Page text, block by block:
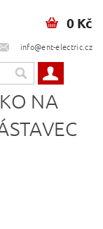
info@ent-electric.cz
0 Kč
NA